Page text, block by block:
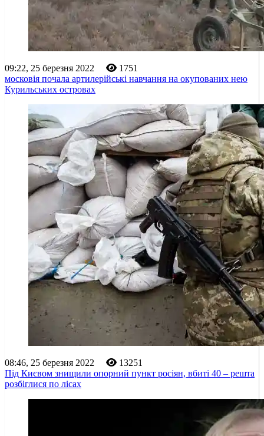
09:22, 25 березня 2022
1751
московія почала артилерійські навчання на окупованих нею
Курильських островах
08:46, 25 березня 2022
13251
Під Києвом знищили опорний пункт росіян, вбиті 40 – решта
розбіглися по лісах